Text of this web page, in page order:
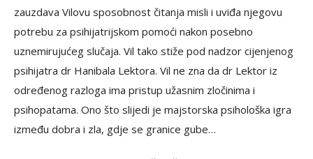
zauzdava Vilovu sposobnost čitanja misli i uviđa njegovu
potrebu za psihijatrijskom pomoći nakon posebno
uznemirujućeg slučaja. Vil tako stiže pod nadzor cijenjenog
psihijatra dr Hanibala Lektora. Vil ne zna da dr Lektor iz
određenog razloga ima pristup užasnim zločinima i
psihopatama. Ono što slijedi je majstorska psihološka igra
između dobra i zla, gdje se granice gube…